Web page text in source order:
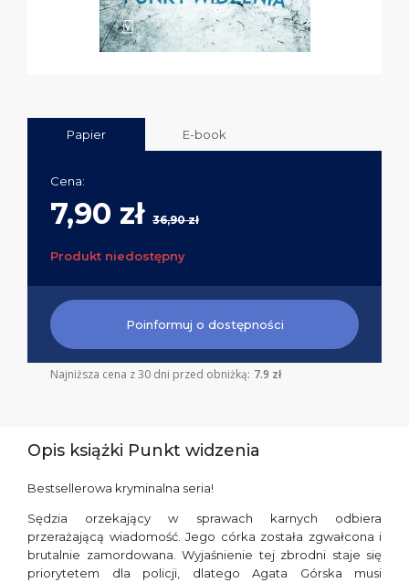
Papier E-book
Cena:
7,90 zł 36,90 zł
Produkt niedostępny
Poinformuj o dostępności
Najniższa cena z 30 dni przed obniżką: 7.9 zł
Opis książki Punkt widzenia
Bestsellerowa kryminalna seria!
Sędzia orzekający w sprawach karnych odbiera
przerażającą wiadomość. Jego córka została zgwałcona i
brutalnie zamordowana. Wyjaśnienie tej zbrodni staje się
priorytetem dla policji, dlatego Agata Górska musi